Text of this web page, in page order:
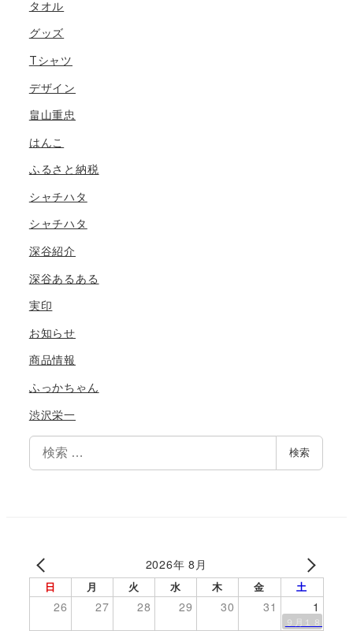
タオル
グッズ
Tシャツ
デザイン
畠山重忠
はんこ
ふるさと納税
シャチハタ
シャチハタ
深谷紹介
深谷あるある
実印
お知らせ
商品情報
ふっかちゃん
渋沢栄一
索
検索
2026年 8月
日 月 火 水 木 金 土
26 27 28 29 30 31 1
９月１８日伊